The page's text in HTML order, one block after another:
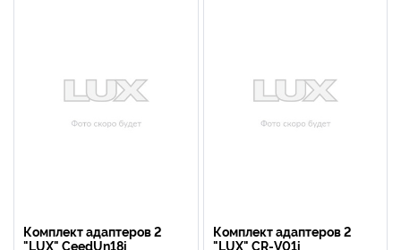
Комплект адаптеров 2
"LUX" CeedUn18i
Комплект адаптеров 2
"LUX" CR-V01i